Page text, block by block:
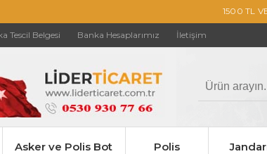
1500 TL
Tescil Belgesi Banka Hesaplarımız İletişim
Asker ve Polis Bot
Polis